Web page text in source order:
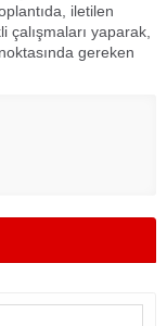
iletilen
yaparak,
gereken